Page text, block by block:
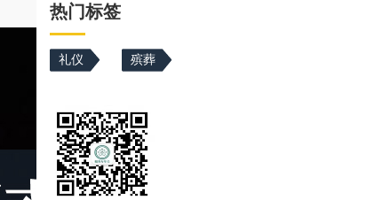
热门标签
礼仪 殡葬